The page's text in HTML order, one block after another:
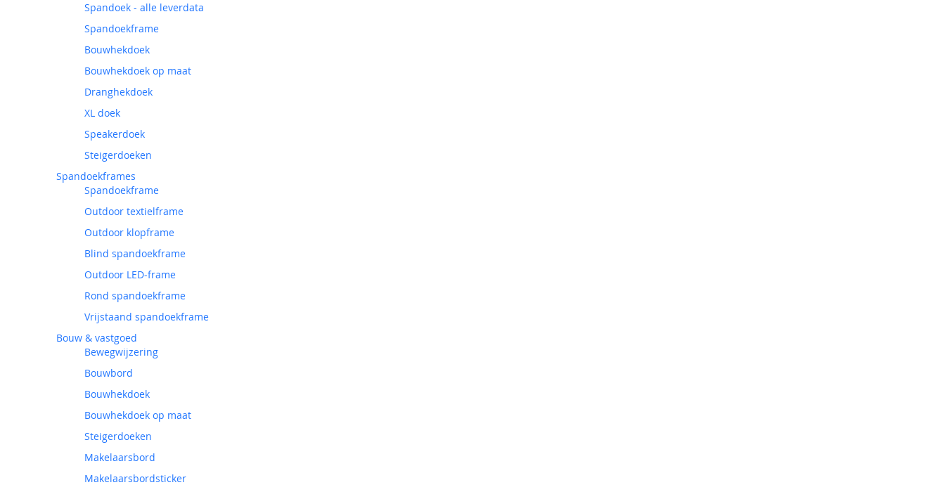
Spandoek - alle leverdata
Spandoekframe
Bouwhekdoek
Bouwhekdoek op maat
Dranghekdoek
XL doek
Speakerdoek
Steigerdoeken
Spandoekframes
Spandoekframe
Outdoor textielframe
Outdoor klopframe
Blind spandoekframe
Outdoor LED-frame
Rond spandoekframe
Vrijstaand spandoekframe
Bouw & vastgoed
Bewegwijzering
Bouwbord
Bouwhekdoek
Bouwhekdoek op maat
Steigerdoeken
Makelaarsbord
Makelaarsbordsticker